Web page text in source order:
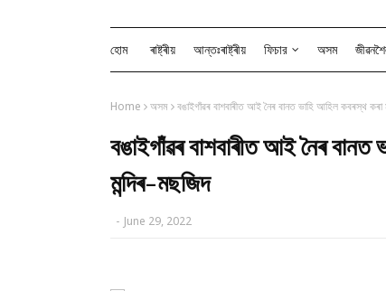
হোম ৰাষ্ট্ৰীয় আন্তঃৰাষ্ট্ৰীয় ফিচার অসম
Home অসম বঙাইগাঁৱৰ বাশবাৰীত আই নৈৰ বানত ভাহি আহিল কবৰস্থ
বঙাইগাঁৱৰ বাশবাৰীত আই নৈৰ
মন্দিৰ-মছজিদ
- June 29, 2022